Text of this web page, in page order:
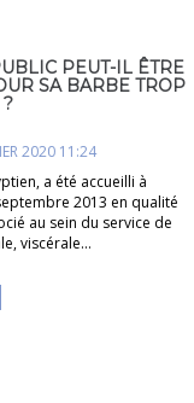
PEUT-IL ÊTRE
SA BARBE TROP
2020 11:24
a été accueilli à
2013 en qualité
au sein du service de
viscérale…